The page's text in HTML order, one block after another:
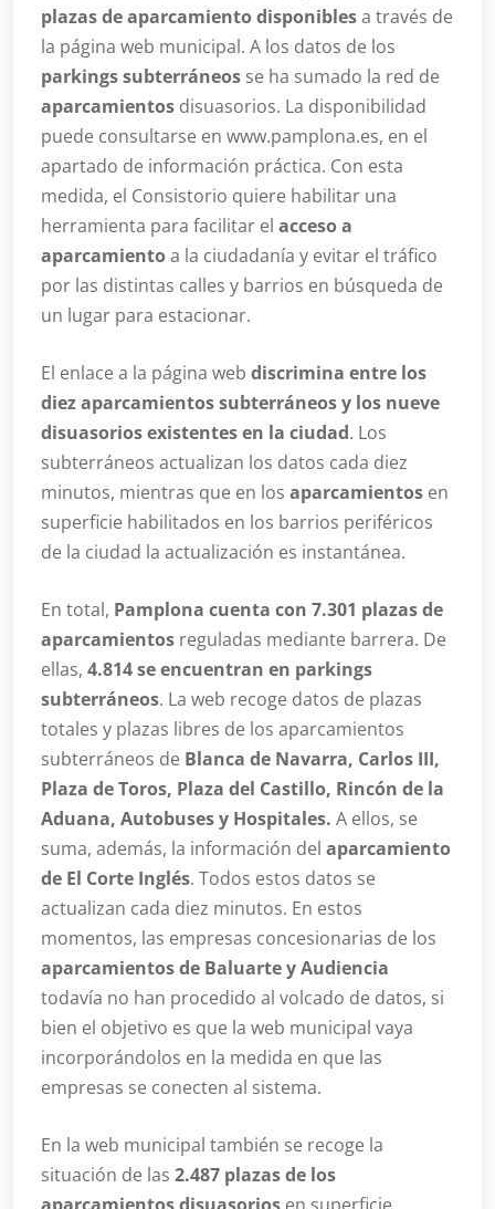
plazas de aparcamiento disponiblesa través de
la página web municipal. A los datos de los
parkings subterráneos se ha sumado la red de
aparcamientos disuasorios. La disponibilidad
puede consultarse en www.pamplona.es, en el
apartado de información práctica. Con esta
medida, el Consistorio quiere habilitar una
herramienta para facilitar el acceso a
aparcamientoa la ciudadanía y evitar el tráfico
por las distintas calles y barrios en búsqueda de
un lugar para estacionar.
El enlace a la página web discrimina entre los
diez aparcamientos subterráneos y los nueve
disuasorios existentes en la ciudad. Los
subterráneos actualizan los datos cada diez
minutos, mientras que en los aparcamientos en
superficie habilitados en los barrios periféricos
de la ciudad la actualización es instantánea.
En total, Pamplona cuenta con 7.301 plazas de
aparcamientos reguladas mediante barrera. De
ellas, 4.814 se encuentran en parkings
subterráneos. La web recoge datos de plazas
totales y plazas libres de los aparcamientos
subterráneos de Blanca de Navarra, Carlos III,
Plaza de Toros, Plaza del Castillo, Rincón de la
Aduana, Autobuses y Hospitales. A ellos, se
suma, además, la información del aparcamiento
de El Corte Inglés. Todos estos datos se
actualizan cada diez minutos. En estos
momentos, las empresas concesionarias de los
aparcamientos de Baluarte y Audiencia
todavía no han procedido al volcado de datos, si
bien el objetivo es que la web municipal vaya
incorporándolos en la medida en que las
empresas se conecten al sistema.
En la web municipal también se recoge la
situación de las 2.487 plazas de los